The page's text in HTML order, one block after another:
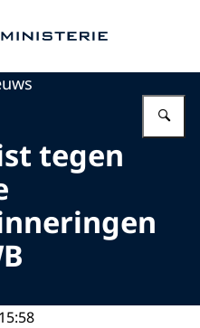
tegen